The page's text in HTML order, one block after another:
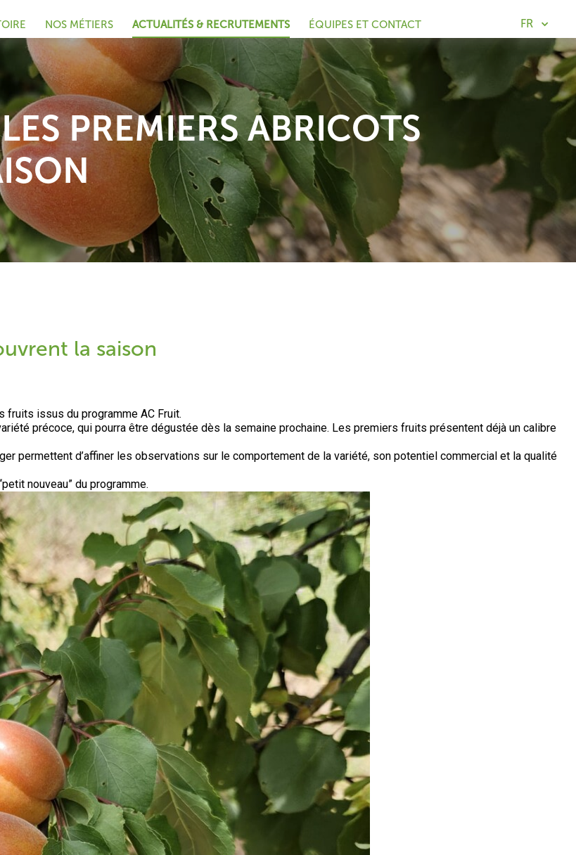
NOS MÉTIERS ACTUALITÉS & RECRUTEMENTS ÉQUIPES ET CONTACT FR
PREMIERS ABRICOTS
la saison
fruits issus du programme AC Fruit.
précoce, qui pourra être dégustée dès la semaine prochaine. Les premiers fruits présentent déjà un calibre
permettent d’affiner les observations sur le comportement de la variété, son potentiel commercial et la qualité
nouveau” du programme.